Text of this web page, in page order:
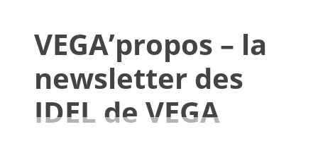
VEGA’propos – la
newsletter des
IDEL de VEGA